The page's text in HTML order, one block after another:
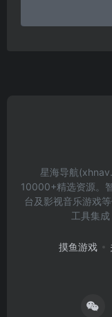
星海导航
10000+精选资源。
台及影视音乐游戏
工具集成
摸鱼游戏